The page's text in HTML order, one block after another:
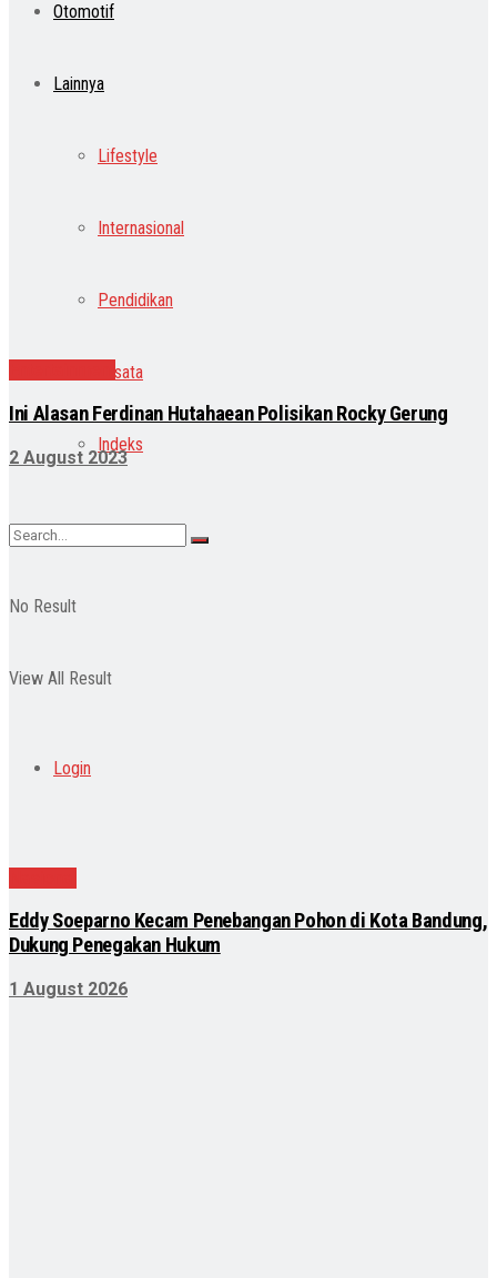
Otomotif
Lainnya
Lifestyle
Internasional
Pendidikan
Wisata
Indeks
No Result
View All Result
Login
Ini Alasan Ferdinan Hutahaean Polisikan Rocky Gerung
2 August 2023
Eddy Soeparno Kecam Penebangan Pohon di Kota Bandung,
Dukung Penegakan Hukum
1 August 2026